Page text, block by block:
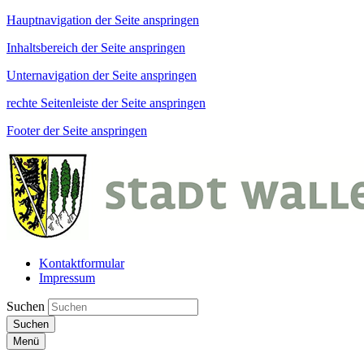
Hauptnavigation der Seite anspringen
Inhaltsbereich der Seite anspringen
Unternavigation der Seite anspringen
rechte Seitenleiste der Seite anspringen
Footer der Seite anspringen
Kontaktformular
Impressum
Suchen
Suchen
Menü